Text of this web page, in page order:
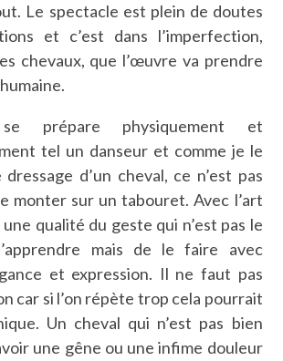
Le spectacle est plein de doutes
et c’est dans l’imperfection,
chevaux, que l’œuvre va prendre
prépare physiquement et
tel un danseur et comme je le
d’un cheval, ce n’est pas
monter sur un tabouret. Avec l’art
qualité du geste qui n’est pas le
mais de le faire avec
et expression. Il ne faut pas
car si l’on répète trop cela pourrait
Un cheval qui n’est pas bien
une gêne ou une infime douleur